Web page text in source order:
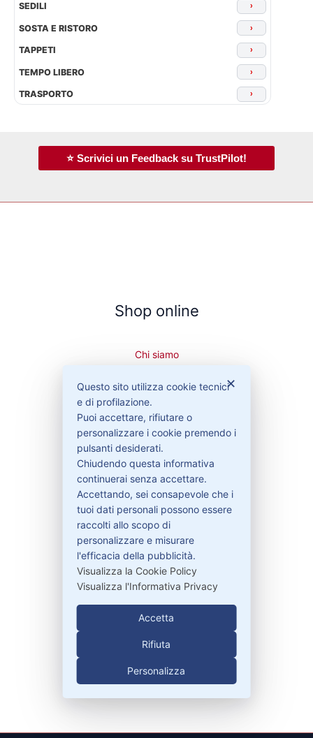
SEDILI ›
SOSTA E RISTORO ›
TAPPETI ›
TEMPO LIBERO ›
TRASPORTO ›
⭐ Scrivici un Feedback su TrustPilot!
Shop online
Chi siamo
Privacy Policy
Condizioni di vendita
Spedizioni e recesso
Bisogno di aiuto?
Contattaci
Garanzie
Contatti
info@pitdriver.com
✕
Questo sito utilizza cookie tecnici
e di profilazione.
Puoi accettare, rifiutare o
personalizzare i cookie premendo i
pulsanti desiderati.
Chiudendo questa informativa
continuerai senza accettare.
Accettando, sei consapevole che i
tuoi dati personali possono essere
raccolti allo scopo di
personalizzare e misurare
l'efficacia della pubblicità.
Visualizza la Cookie Policy
Visualizza l'Informativa Privacy
Accetta
Rifiuta
Personalizza